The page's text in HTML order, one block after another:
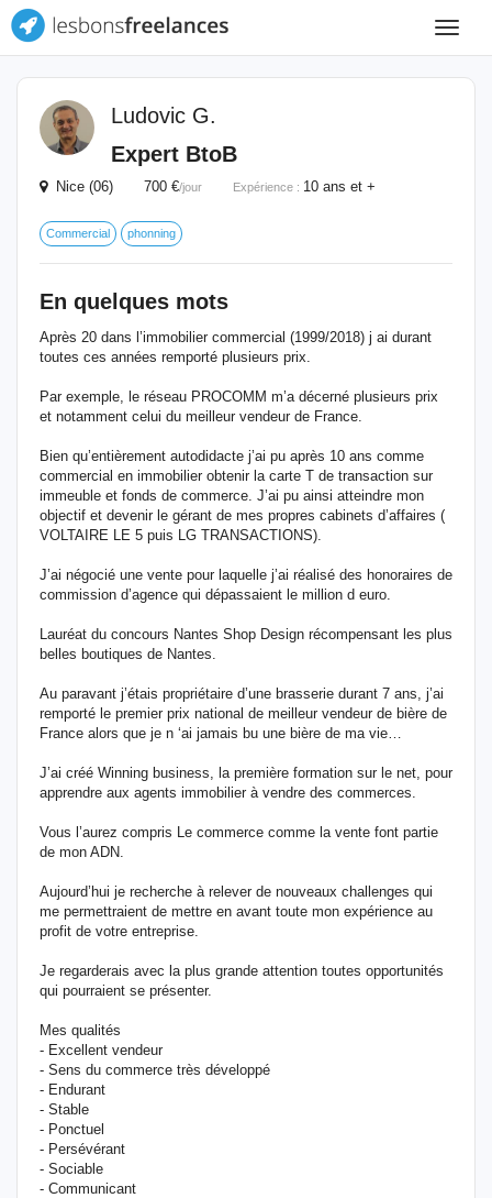
Toggle
Ludovic G.
Expert BtoB
Nice (06) 700 €/jour Expérience : 10 ans et +
Commercial phonning
En quelques mots
Après 20 dans l’immobilier commercial (1999/2018) j ai durant
toutes ces années remporté plusieurs prix.
Par exemple, le réseau PROCOMM m’a décerné plusieurs prix
et notamment celui du meilleur vendeur de France.
Bien qu’entièrement autodidacte j’ai pu après 10 ans comme
commercial en immobilier obtenir la carte T de transaction sur
immeuble et fonds de commerce. J’ai pu ainsi atteindre mon
objectif et devenir le gérant de mes propres cabinets d’affaires (
VOLTAIRE LE 5 puis LG TRANSACTIONS).
J’ai négocié une vente pour laquelle j’ai réalisé des honoraires de
commission d’agence qui dépassaient le million d euro.
Lauréat du concours Nantes Shop Design récompensant les plus
belles boutiques de Nantes.
Au paravant j’étais propriétaire d’une brasserie durant 7 ans, j’ai
remporté le premier prix national de meilleur vendeur de bière de
France alors que je n ‘ai jamais bu une bière de ma vie…
J’ai créé Winning business, la première formation sur le net, pour
apprendre aux agents immobilier à vendre des commerces.
Vous l’aurez compris Le commerce comme la vente font partie
de mon ADN.
Aujourd’hui je recherche à relever de nouveaux challenges qui
me permettraient de mettre en avant toute mon expérience au
profit de votre entreprise.
Je regarderais avec la plus grande attention toutes opportunités
qui pourraient se présenter.
Mes qualités
- Excellent vendeur
- Sens du commerce très développé
- Endurant
- Stable
- Ponctuel
- Persévérant
- Sociable
- Communicant